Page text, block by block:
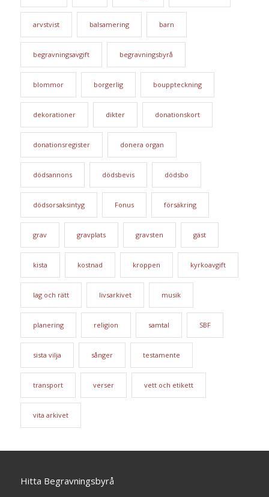
arvstvist balsamering barn
begravningsavgift begravningsbyrå
blommor borgerlig bouppteckning
dekorationer dikter donationskort
donationsregister donera organ
dödsannons dödsbevis dödsbo
dödsorsaksintyg Fonus försäkring
grav gravplats gravsten gäst
kista kostnad kroppen kyrkoavgift
lag och rätt livsarkivet musik
planering religion samtal SBF
sista vilja sånger testamente
transport verser vett och etikett
vita arkivet
Hitta Begravningsbyrå